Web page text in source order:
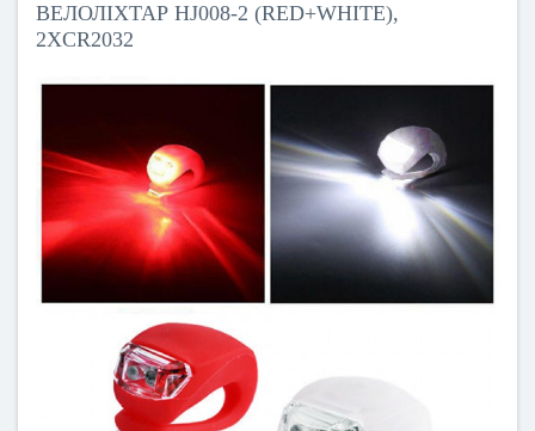
ВЕЛОЛІХТАР HJ008-2 (RED+WHITE),
2XCR2032